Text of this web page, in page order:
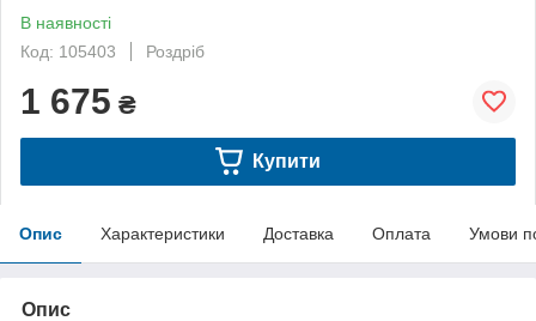
В наявності
Код: 105403
Роздріб
1 675 ₴
Купити
Опис Характеристики Доставка Оплата Умови
Опис